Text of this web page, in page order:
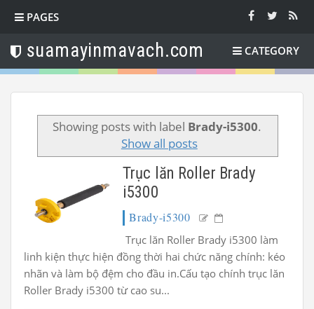
PAGES
suamayinmavach.com CATEGORY
Showing posts with label Brady-i5300.
Show all posts
Trục lăn Roller Brady
i5300
Brady-i5300
Trục lăn Roller Brady i5300 làm
linh kiện thực hiện đồng thời hai chức năng chính: kéo
nhãn và làm bộ đệm cho đầu in.Cấu tạo chính trục lăn
Roller Brady i5300 từ cao su...